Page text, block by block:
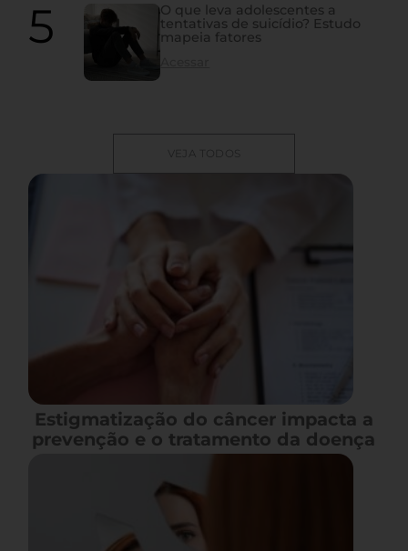
O que leva adolescentes a
tentativas de suicídio? Estudo
mapeia fatores
VEJA TODOS
Estigmatização do câncer impacta a
prevenção e o tratamento da doença